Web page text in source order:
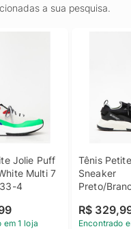
a sua pesquisa.
Jolie Puff
Multi 7
4
em 1 loja
Tênis
Sneaker
Preto/
R$
Encontrado